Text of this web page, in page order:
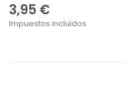
3,95 €
Impuestos incluidos